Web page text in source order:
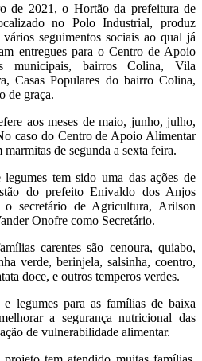
de 2021, o Hortão da prefeitura de
no Polo Industrial, produz
seguimentos sociais ao qual já
entregues para o Centro de Apoio
municipais, bairros Colina, Vila
Casas Populares do bairro Colina,
de graça.
aos meses de maio, junho, julho,
caso do Centro de Apoio Alimentar
marmitas de segunda a sexta feira.
tem sido uma das ações de
do prefeito Enivaldo dos Anjos
secretário de Agricultura, Arilson
Onofre como Secretário.
carentes são cenoura, quiabo,
verde, berinjela, salsinha, coentro,
doce, e outros temperos verdes.
legumes para as famílias de baixa
a segurança nutricional das
de vulnerabilidade alimentar.